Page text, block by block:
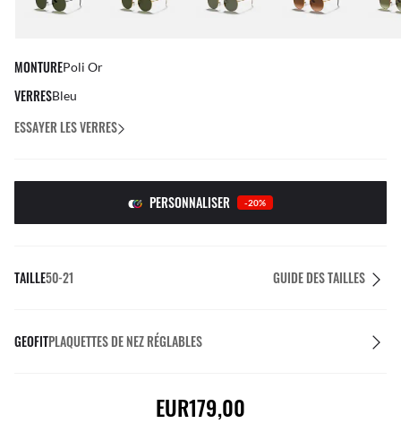
MONTUREPoli Or
VERRESBleu
ESSAYER LES VERRES
PERSONNALISER -20%
TAILLE50-21 GUIDE DES TAILLES
GEOFITPLAQUETTES DE NEZ RÉGLABLES
EUR179,00